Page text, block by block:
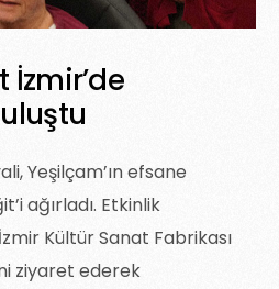
Yeşilçam’ın efsane
ağırladı. Etkinlik
Kültür Sanat Fabrikası
ziyaret ederek